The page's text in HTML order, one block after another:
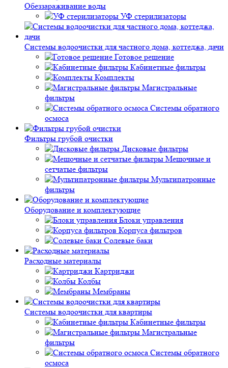
Обеззараживание воды
УФ стерилизаторы
Системы водоочистки для частного дома, коттеджа, дачи
Готовое решение
Кабинетные фильтры
Комплекты
Магистральные
фильтры
Системы обратного
осмоса
Фильтры грубой очистки
Дисковые фильтры
Мешочные и
сетчатые фильтры
Мультипатронные
фильтры
Оборудование и комплектующие
Блоки управления
Корпуса фильтров
Солевые баки
Расходные материалы
Картриджи
Колбы
Мембраны
Системы водоочистки для квартиры
Кабинетные фильтры
Магистральные
фильтры
Системы обратного
осмоса